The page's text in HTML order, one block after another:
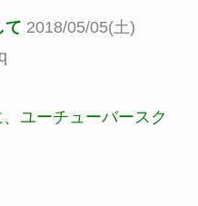
て 2018/05/05(土)
ユーチューバースク